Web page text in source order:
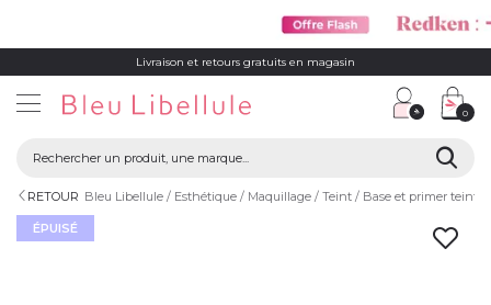
Livraison et retours gratuits en magasin
0
RETOUR Bleu Libellule Esthétique Maquillage Teint Base et primer teint
ÉPUISÉ